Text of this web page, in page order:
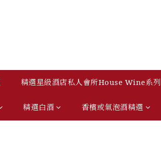
精選星級酒店私人會所House Wine系列
精選白酒 香檳或氣泡酒精選